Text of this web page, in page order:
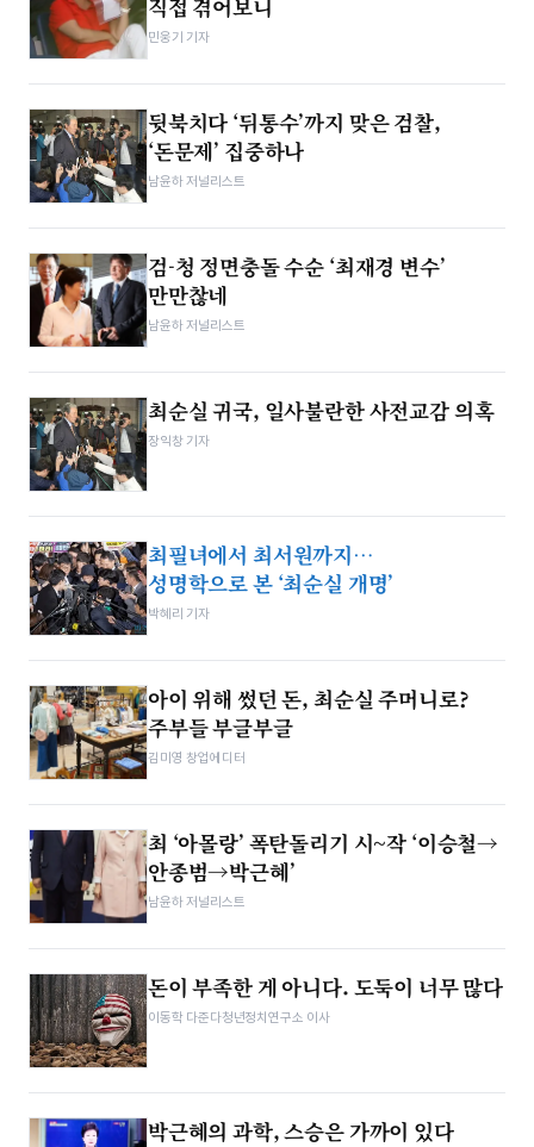
직접 겪어보니
민웅기 기자
뒷북치다 ‘뒤통수’까지 맞은 검찰,
‘돈문제’ 집중하나
남윤하 저널리스트
검-청 정면충돌 수순 ‘최재경 변수’
만만찮네
남윤하 저널리스트
최순실 귀국, 일사불란한 사전교감 의혹
장익창 기자
최필녀에서 최서원까지…
성명학으로 본 ‘최순실 개명’
박혜리 기자
아이 위해 썼던 돈, 최순실 주머니로?
주부들 부글부글
김미영 창업에디터
최 ‘아몰랑’ 폭탄돌리기 시~작 ‘이승철→
안종범→박근혜’
남윤하 저널리스트
돈이 부족한 게 아니다. 도둑이 너무 많다
이동학 다준다청년정치연구소 이사​
박근혜의 과학, 스승은 가까이 있다